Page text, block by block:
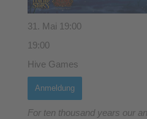
For ten thousand years our
31. Mai 19:00
19:00
Hive Games
Anmeldung